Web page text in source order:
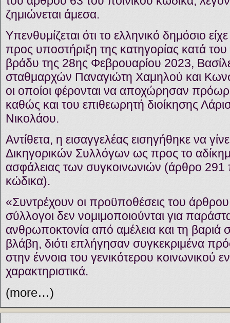
ζημιώνεται άμεσα.
Υπενθυμίζεται ότι το ελληνικό δημόσιο
προς υποστήριξη της κατηγορίας κατά
βράδυ της 28ης Φεβρουαρίου 2023,
σταθμαρχών Παναγιώτη Χαμηλού και
οι οποίοι φέρονται να αποχώρησαν
καθώς και του επιθεωρητή διοίκησης
Νικολάου.
Αντίθετα, η εισαγγελέας εισηγήθηκε να
Δικηγορικών Συλλόγων ως προς το
ασφάλειας των συγκοινωνιών (άρθρο 291
κώδικα).
«Συντρέχουν οι προϋποθέσεις του άρθρου
σύλλογοι δεν νομιμοποιούνται για
ανθρωποκτονία από αμέλεια και τη
βλάβη, διότι επλήγησαν συγκεκριμένα
στην έννοια του γενικότερου κοινωνικού
χαρακτηριστικά.
(more…)